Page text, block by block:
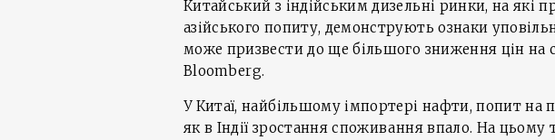
Китайський з індійським дизельні ринки, на які
азійського попиту, демонструють ознаки
може призвести до ще більшого зниження цін
Bloomberg.
У Китаї, найбільшому імпортері нафти, попит на
як в Індії зростання споживання впало. На цьому